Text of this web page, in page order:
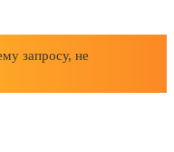
запросу, не